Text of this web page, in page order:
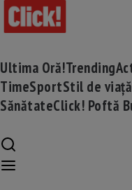
Ultima Oră!Trending
TimeSportStil de viață
SănătateClick! Poftă